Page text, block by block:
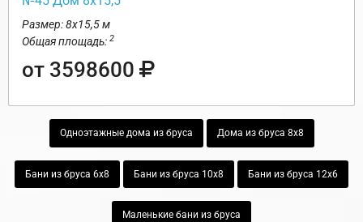
Размер: 8х15,5 м
Общая площадь: 2
от 3598600
Одноэтажные дома из бруса Дома из бруса 8х8
Бани из бруса 6х8 Бани из бруса 10х8 Бани из бруса 12х6
Маленькие бани из бруса